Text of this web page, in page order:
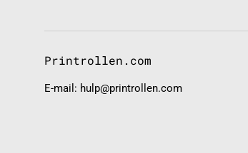
Printrollen.com
E-mail: hulp@printrollen.com